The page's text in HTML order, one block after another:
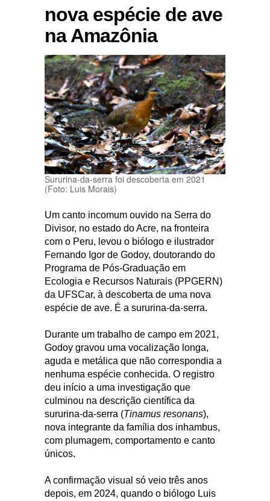
nova espécie de ave
na Amazônia
Sururina-da-serra foi descoberta em 2021
(Foto: Luis Morais)
Um canto incomum ouvido na Serra do
Divisor, no estado do Acre, na fronteira
com o Peru, levou o biólogo e ilustrador
Fernando Igor de Godoy, doutorando do
Programa de Pós-Graduação em
Ecologia e Recursos Naturais (PPGERN)
da UFSCar, à descoberta de uma nova
espécie de ave. É a sururina-da-serra.
Durante um trabalho de campo em 2021,
Godoy gravou uma vocalização longa,
aguda e metálica que não correspondia a
nenhuma espécie conhecida. O registro
deu início a uma investigação que
culminou na descrição científica da
sururina-da-serra (Tinamus resonans),
nova integrante da família dos inhambus,
com plumagem, comportamento e canto
únicos.
A confirmação visual só veio três anos
depois, em 2024, quando o biólogo Luis